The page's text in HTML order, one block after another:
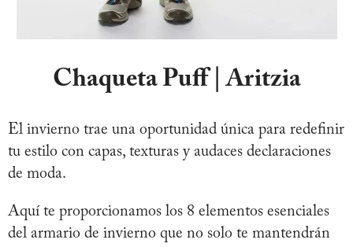
Chaqueta Puff | Aritzia
El invierno trae una oportunidad única para redefinir
tu estilo con capas, texturas y audaces declaraciones
de moda.
Aquí te proporcionamos los 8 elementos esenciales
del armario de invierno que no solo te mantendrán